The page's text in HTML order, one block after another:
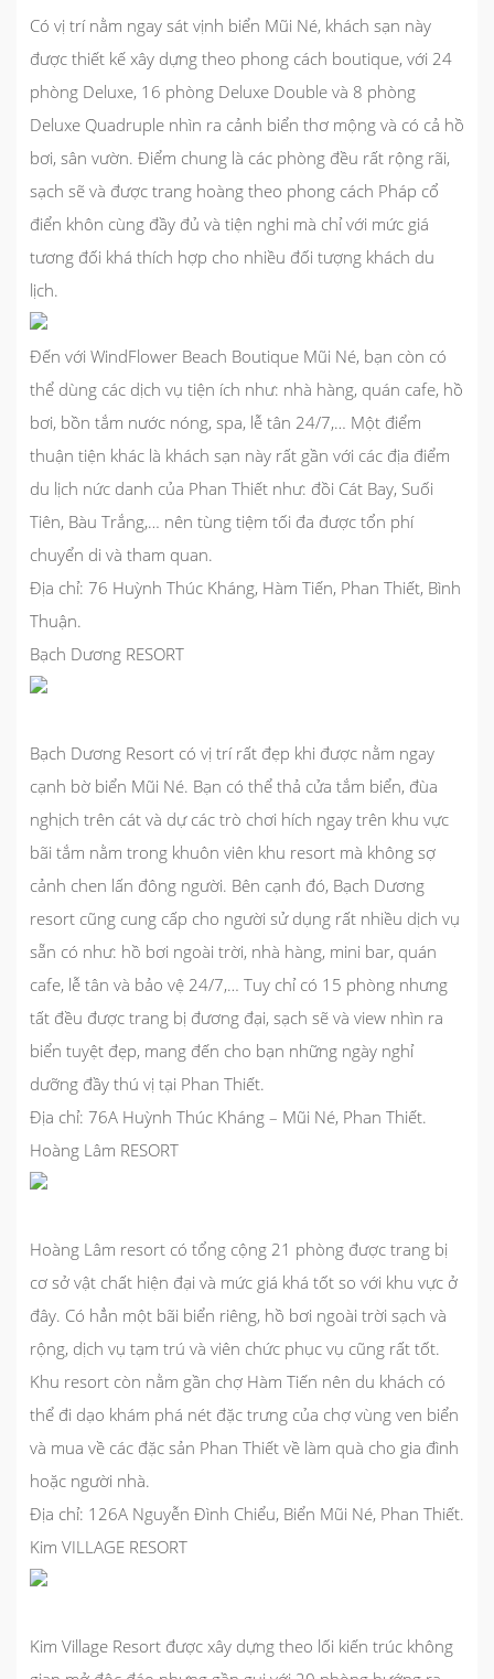
Có vị trí nằm ngay sát vịnh biển Mũi Né, khách sạn này
được thiết kế xây dựng theo phong cách boutique, với 24
phòng Deluxe, 16 phòng Deluxe Double và 8 phòng
Deluxe Quadruple nhìn ra cảnh biển thơ mộng và có cả hồ
bơi, sân vườn. Điểm chung là các phòng đều rất rộng rãi,
sạch sẽ và được trang hoàng theo phong cách Pháp cổ
điển khôn cùng đầy đủ và tiện nghi mà chỉ với mức giá
tương đối khá thích hợp cho nhiều đối tượng khách du
lịch.
Đến với WindFlower Beach Boutique Mũi Né, bạn còn có
thể dùng các dịch vụ tiện ích như: nhà hàng, quán cafe, hồ
bơi, bồn tắm nước nóng, spa, lễ tân 24/7,… Một điểm
thuận tiện khác là khách sạn này rất gần với các địa điểm
du lịch nức danh của Phan Thiết như: đồi Cát Bay, Suối
Tiên, Bàu Trắng,… nên tùng tiệm tối đa được tổn phí
chuyển di và tham quan.
Địa chỉ: 76 Huỳnh Thúc Kháng, Hàm Tiến, Phan Thiết, Bình
Thuận.
Bạch Dương RESORT
Bạch Dương Resort có vị trí rất đẹp khi được nằm ngay
cạnh bờ biển Mũi Né. Bạn có thể thả cửa tắm biển, đùa
nghịch trên cát và dự các trò chơi hích ngay trên khu vực
bãi tắm nằm trong khuôn viên khu resort mà không sợ
cảnh chen lấn đông người. Bên cạnh đó, Bạch Dương
resort cũng cung cấp cho người sử dụng rất nhiều dịch vụ
sẵn có như: hồ bơi ngoài trời, nhà hàng, mini bar, quán
cafe, lễ tân và bảo vệ 24/7,… Tuy chỉ có 15 phòng nhưng
tất đều được trang bị đương đại, sạch sẽ và view nhìn ra
biển tuyệt đẹp, mang đến cho bạn những ngày nghỉ
dưỡng đầy thú vị tại Phan Thiết.
Địa chỉ: 76A Huỳnh Thúc Kháng – Mũi Né, Phan Thiết.
Hoàng Lâm RESORT
Hoàng Lâm resort có tổng cộng 21 phòng được trang bị
cơ sở vật chất hiện đại và mức giá khá tốt so với khu vực ở
đây. Có hẳn một bãi biển riêng, hồ bơi ngoài trời sạch và
rộng, dịch vụ tạm trú và viên chức phục vụ cũng rất tốt.
Khu resort còn nằm gần chợ Hàm Tiến nên du khách có
thể đi dạo khám phá nét đặc trưng của chợ vùng ven biển
và mua về các đặc sản Phan Thiết về làm quà cho gia đình
hoặc người nhà.
Địa chỉ: 126A Nguyễn Đình Chiểu, Biển Mũi Né, Phan Thiết.
Kim VILLAGE RESORT
Kim Village Resort được xây dựng theo lối kiến trúc không